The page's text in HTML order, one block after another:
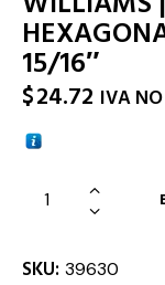
15/16″
$24.72 IVA
SKU: 39630